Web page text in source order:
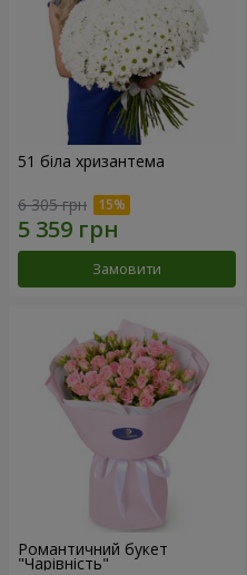
51 біла хризантема
6 305 грн
Замовити
Романтичний букет
"Чарівність"